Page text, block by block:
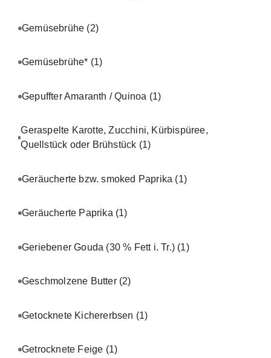
Gemüsebrühe (2)
Gemüsebrühe* (1)
Gepuffter Amaranth / Quinoa (1)
Geraspelte Karotte, Zucchini, Kürbispüree,
Quellstück oder Brühstück (1)
Geräucherte bzw. smoked Paprika (1)
Geräucherte Paprika (1)
Geriebener Gouda (30 % Fett i. Tr.) (1)
Geschmolzene Butter (2)
Getocknete Kichererbsen (1)
Getrocknete Feige (1)